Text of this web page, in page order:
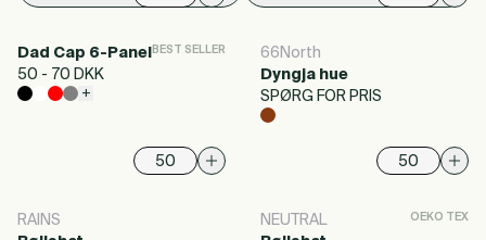
BEST SELLER
Dad Cap 6-Panel
50 - 70 DKK
+
66North
Dyngja hue
SPØRG FOR PRIS
RAINS
OEKO TEX
NEUTRAL